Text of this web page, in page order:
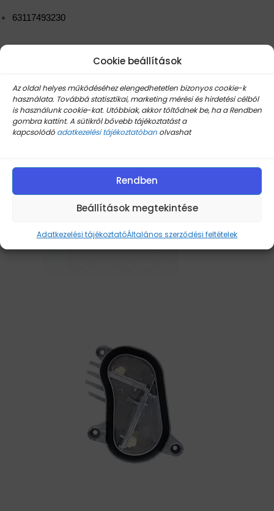
Cookie beállítások
Az oldal helyes működéséhez elengedhetetlen bizonyos cookie-k
használata. Továbbá statisztikai, marketing mérési és hirdetési célból
is használunk cookie-kat. Utóbbiak, akkor töltődnek be, ha a Rendben
gombra kattint. A sütikről bővebb tájékoztatást a
kapcsolódó adatkezelési tájékoztatóban olvashat
Rendben
Beállítások megtekintése
Adatkezelési tájékoztatóÁltalános szerződési feltételek
63117493230